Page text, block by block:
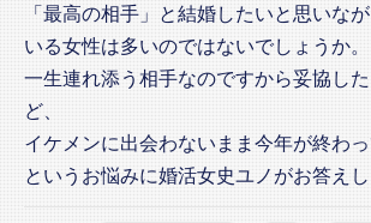
「最高の相手」と結婚したいと思いな
いる女性は多いのではないでしょうか。
一生連れ添う相手なのですから妥協し
ど、
イケメンに出会わないまま今年が終わっ
というお悩みに婚活女史ユノがお答えし